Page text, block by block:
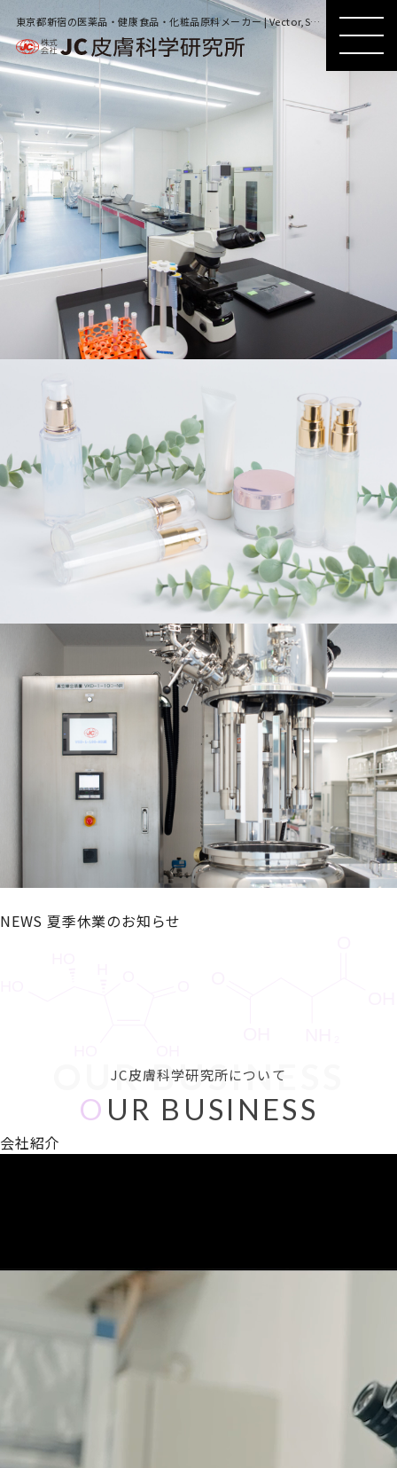
東京都新宿の医薬品・健康食品・化粧品原料メーカー | Vector,Set,Of,Scientific,Illustration,With,Emulsion,Types,Of,Oil
NEWS 夏季休業のお知らせ
JC皮膚科学研究所について
OUR BUSINESS
O UR BUSINESS
会社紹介